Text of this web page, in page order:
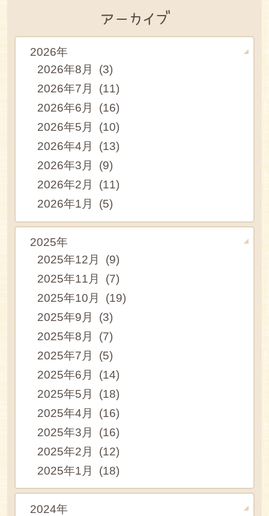
アーカイブ
2026年
2026年8月 (3)
2026年7月 (11)
2026年6月 (16)
2026年5月 (10)
2026年4月 (13)
2026年3月 (9)
2026年2月 (11)
2026年1月 (5)
2025年
2025年12月 (9)
2025年11月 (7)
2025年10月 (19)
2025年9月 (3)
2025年8月 (7)
2025年7月 (5)
2025年6月 (14)
2025年5月 (18)
2025年4月 (16)
2025年3月 (16)
2025年2月 (12)
2025年1月 (18)
2024年